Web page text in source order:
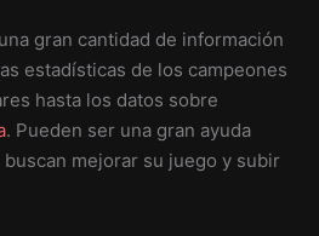
gran cantidad de información
estadísticas de los campeones
hasta los datos sobre
. Pueden ser una gran ayuda
mejorar su juego y subir